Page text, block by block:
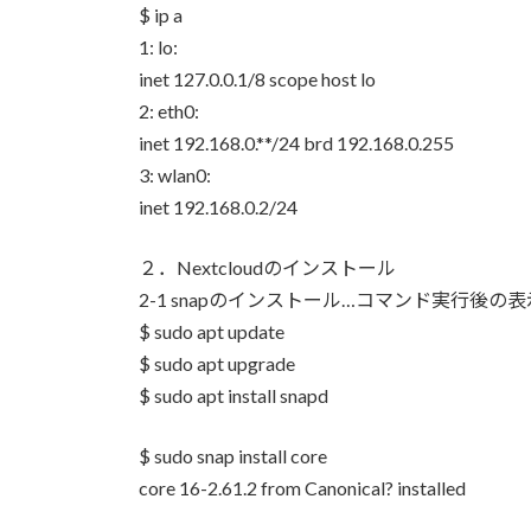
$ ip a
1: lo:
inet 127.0.0.1/8 scope host lo
2: eth0:
inet 192.168.0.**/24 brd 192.168.0.255
3: wlan0:
inet 192.168.0.2/24
２．Nextcloudのインストール
2-1 snapのインストール…コマンド実行後の
$ sudo apt update
$ sudo apt upgrade
$ sudo apt install snapd
$ sudo snap install core
core 16-2.61.2 from Canonical? installed